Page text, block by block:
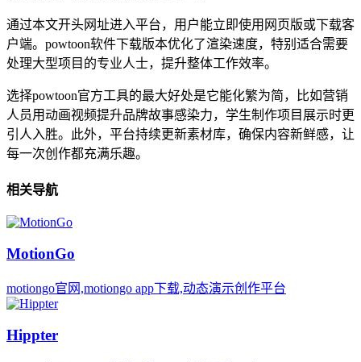
通过本文开头网址进入平台，用户能立即使用网页版或下载客
户端。powtoon软件下载版本优化了渲染速度，特别适合需要
处理大型项目的专业人士，提升整体工作效率。
选择powtoon官方工具的最大好处是它能化繁为简，比如营销
人员用动画视频提升品牌故事感染力，学生制作项目展示时更
引人入胜。此外，平台持续更新素材库，确保内容新鲜感，让
每一次创作都充满乐趣。
相关导航
MotionGo
motiongo官网,motiongo app下载,动态演示创作平台
Hippter